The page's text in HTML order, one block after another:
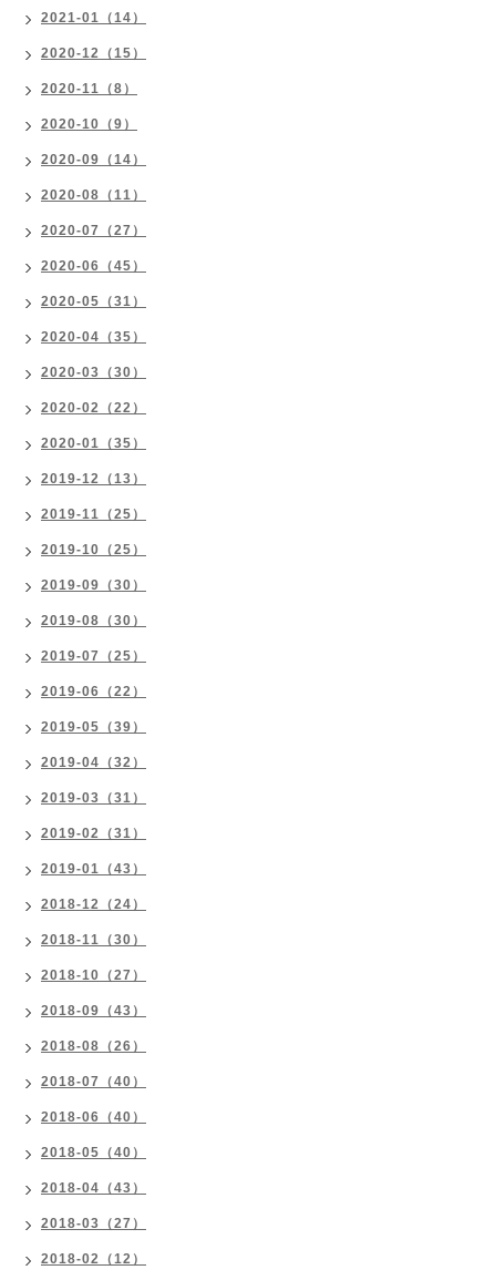
2021-01（14）
2020-12（15）
2020-11（8）
2020-10（9）
2020-09（14）
2020-08（11）
2020-07（27）
2020-06（45）
2020-05（31）
2020-04（35）
2020-03（30）
2020-02（22）
2020-01（35）
2019-12（13）
2019-11（25）
2019-10（25）
2019-09（30）
2019-08（30）
2019-07（25）
2019-06（22）
2019-05（39）
2019-04（32）
2019-03（31）
2019-02（31）
2019-01（43）
2018-12（24）
2018-11（30）
2018-10（27）
2018-09（43）
2018-08（26）
2018-07（40）
2018-06（40）
2018-05（40）
2018-04（43）
2018-03（27）
2018-02（12）